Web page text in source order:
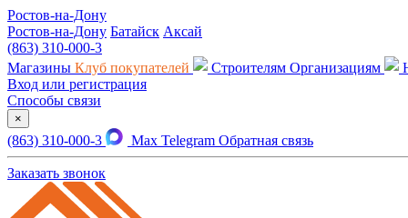
Ростов-на-Дону
Ростов-на-Дону Батайск Аксай
(863) 310-000-3
Магазины Клуб покупателей Строителям Организациям
Вход или регистрация
Способы связи
×
(863) 310-000-3 Max Telegram Обратная связь
Заказать звонок